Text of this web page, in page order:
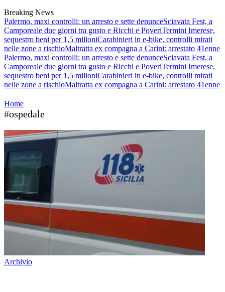
Breaking News
Palermo, maxi controlli: un arresto e sette denunceSciavata Fest, a
Camporeale due giorni tra gusto e Ricchi e PoveriTermini Imerese,
sequestro beni per 1,5 milioniCarabinieri in e-bike, controlli mirati
nelle zone a rischioMaltratta ex compagna a Carini: arrestato 41enne
Palermo, maxi controlli: un arresto e sette denunceSciavata Fest, a
Camporeale due giorni tra gusto e Ricchi e PoveriTermini Imerese,
sequestro beni per 1,5 milioniCarabinieri in e-bike, controlli mirati
nelle zone a rischioMaltratta ex compagna a Carini: arrestato 41enne
Home
#ospedale
Archivio